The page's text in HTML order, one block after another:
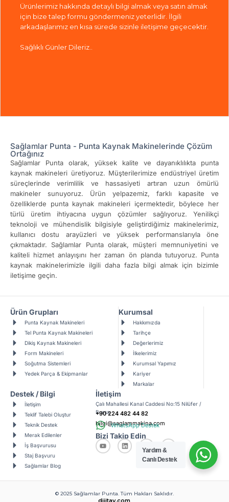
Ürünlerimiz hakkında detaylı bilgi almak veya satın almak
için bize talep formu göndermeniz yeterlidir. İlgili
arkadaşlarımız en kısa sürede sizinle iletişime geçecektir.
Sağlıklı Günler Dileriz..
Sağlamlar Punta - Punta Kaynak Makinelerinde Çözüm
Ortağınız
Sağlamlar Punta olarak, yüksek kalite ve dayanıklılıkta punta
kaynak makineleri üretiyoruz. Müşterilerimize endüstriyel üretim
süreçlerinde verimlilik ve hassasiyeti artıran uzun ömürlü
makineler sunuyoruz. Ürün yelpazemiz, farklı kapasite ve
özelliklerde punta kaynak makineleri içermektedir, böylece her
türlü üretim ihtiyacına uygun çözümler sağlıyoruz. Yenilikçi
teknoloji ve mühendislik bilgisiyle geliştirdiğimiz makinelerimiz,
kullanıcı dostu arayüzleri ve yüksek performanslarıyla öne
çıkmaktadır. Sağlamlar Punta olarak, müşteri memnuniyetini ve
kaliteli hizmet anlayışını her zaman ön planda tutuyoruz. Punta
kaynak makinelerimizle ilgili daha fazla bilgi almak için bizimle
iletişime geçin.
Ürün Grupları
Punta Kaynak Makineleri
Tel Punta Kaynak Makineleri
Dikiş Kaynak Makineleri
Form Makineleri
Soğutma Sistemleri
Yedek Parça & Ekipmanlar
Kurumsal
Hakkımızda
Tarihçe
Değerlerimiz
İlkelerimiz
Kurumsal Yapımız
Kariyer
Markalar
Destek / Bilgi
İletişim
Teklif Talebi Oluştur
Teknik Destek
Merak Edilenler
İş Başvurusu
Staj Başvuru
Sağlamlar Blog
İletişim
Çalı Mahallesi Kanal Caddesi No:15 Nilüfer /
Bursa
+90 224 482 44 82
bilgi@saglammakina.com
WhatsApp Destek
Bizi Takip Edin
© 2025 Sağlamlar Punta. Tüm Hakları Saklıdır.
Yardım &
Canlı Destek